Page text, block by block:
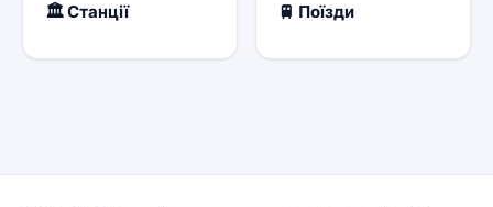
🏛️ Станції 🚆 Поїзди